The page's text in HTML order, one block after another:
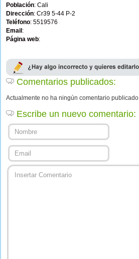
Población: Cali
Dirección: Cr39 5-44 P-2
Teléfono: 5519576
Email :
Página web:
Comentarios publicados:
Actualmente no ha ningún comentario publicado
Escribe un nuevo comentario: